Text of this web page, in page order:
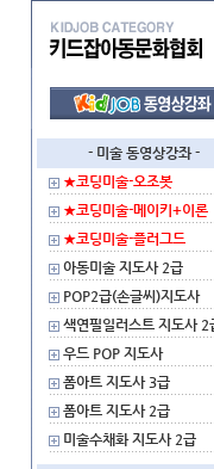
- 미술 동영상강좌 -
★코딩미술-오조봇
★코딩미술-메이키+이론
★코딩미술-플러그드
아동미술 지도사 2급
POP2급(손글씨)지도사
색연필일러스트 지도사 2
우드 POP 지도사
폼아트 지도사 3급
폼아트 지도사 2급
미술수채화 지도사 2급